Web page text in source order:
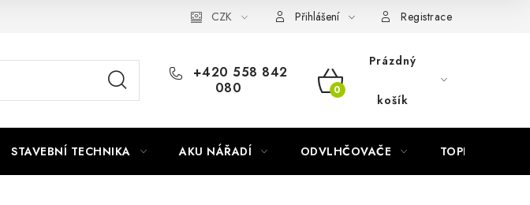
Náhradní díly Könner & Söhnen Reklamační řád
CZK Přihlášení Registrace
+420 558 842
080
NÁKUPNÍ
Prázdný
košík
STAVEBNÍ TECHNIKA AKU NÁŘADÍ ODVLHČOVAČE TOPIDLA